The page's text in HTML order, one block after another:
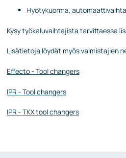
Hyötykuorma,
Kysy työkaluvaihtajista tarvittaessa
Lisätietoja löydät myös valmistajien
Effecto - Tool changers
IPR - Tool changers
IPR - TKX tool changers